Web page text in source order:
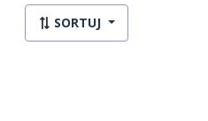
Lista wydarzeń:
SORTUJ